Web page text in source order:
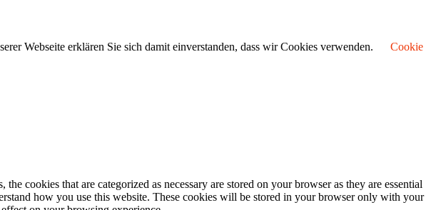
Webseite erklären Sie sich damit einverstanden, dass wir Cookies verwenden.
Cookie
cookies that are categorized as necessary are stored on your browser as they are essential
how you use this website. These cookies will be stored in your browser only with your